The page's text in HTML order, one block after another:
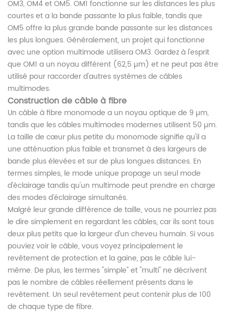
OM3, OM4 et OM5. OM1 fonctionne sur les distances les plus
courtes et a la bande passante la plus faible, tandis que
OM5 offre la plus grande bande passante sur les distances
les plus longues. Généralement, un projet qui fonctionne
avec une option multimode utilisera OM3. Gardez à l'esprit
que OM1 a un noyau différent (62,5 µm) et ne peut pas être
utilisé pour raccorder d'autres systèmes de câbles
multimodes.
Construction de câble à fibre
Un câble à fibre monomode a un noyau optique de 9 µm,
tandis que les câbles multimodes modernes utilisent 50 µm.
La taille de cœur plus petite du monomode signifie qu'il a
une atténuation plus faible et transmet à des largeurs de
bande plus élevées et sur de plus longues distances. En
termes simples, le mode unique propage un seul mode
d'éclairage tandis qu'un multimode peut prendre en charge
des modes d'éclairage simultanés.
Malgré leur grande différence de taille, vous ne pourriez pas
le dire simplement en regardant les câbles, car ils sont tous
deux plus petits que la largeur d'un cheveu humain. Si vous
pouviez voir le câble, vous voyez principalement le
revêtement de protection et la gaine, pas le câble lui-
même. De plus, les termes "simple" et "multi" ne décrivent
pas le nombre de câbles réellement présents dans le
revêtement. Un seul revêtement peut contenir plus de 100
de chaque type de fibre.